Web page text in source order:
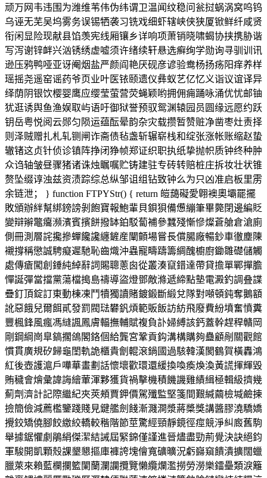
顽万网韦违围为潍维苇伟伪纬谓卫温闻纹稳问瓮挝蜗涡窝呜钨
乌诬无芜吴坞雾务误锡牺袭习铣戏细虾辖峡侠狭厦锨鲜纤咸贤
衔闲显险现献县馅羡宪线厢镶乡详响项萧销晓啸蝎协挟携胁谐
写泻谢锌衅兴汹锈绣虚嘘须许绪续轩悬选癣绚学勋询寻驯训讯
逊压鸦鸭哑亚讶阉烟盐严颜阎艳厌砚彦谚验鸯杨扬疡阳痒养样
瑶摇尧遥窑谣药爷页业叶医铱颐遗仪彝蚁艺亿忆义诣议谊译异
绎荫阴银饮樱婴鹰应缨莹萤营荧蝇颖哟拥佣痈踊咏涌优忧邮铀
犹逛诱舆鱼渔娱取屿语吁御狱誉预驭鸳渊辕园员圆缘远愿约跃
钥岳粤悦阅云郧匀陨运蕴酝晕韵杂灾载攒暂赞赃净凿枣灶责择
则泽贼赠扎札轧铡闸诈斋债毡盏斩辗崭栈和绽张涨帐账缩赵蛰
辙锗这贞针侦诊镇阵挣闭狰帧郑证织职执纸挚抛帜质钟终种肿
众诌轴皱昼骤猪诸诛烛瞩嘱贮铸建驻专砖转赔桩庄拆妆壮状锥
赘坠缀谆浊兹资渍踪综总纵邹诅组钻致钟么为只凶准启板里雳
余链泄； } function FTPYStr() { return 皚藹礙愛翺襖奧壩罷擺
敗頒辦絆幫綁鎊謗剝飽寶報鮑輩貝鋇狽備憊繃筆畢斃閉邊編貶
變辯辮鼈癟瀕濱賓擯餅撥缽鉑駁蔔補參蠶殘慚慘燦蒼艙倉滄廁
側冊測層詫攙摻蟬饞讒纏鏟産闡顫場嘗長償腸廠暢鈔車徹塵陳
襯撐稱懲誠騁癡遲馳恥齒熾沖蟲寵疇躊籌綢醜櫥廚鋤雛礎儲觸
處傳瘡闖創錘純綽辭詞賜聰蔥囪從叢湊竄錯達帶貸擔單鄲撣膽
憚誕彈當擋黨蕩檔搗島禱導盜燈鄧敵滌遞締點墊電澱釣調叠諜
疊釘頂錠訂東動棟凍鬥犢獨讀賭鍍鍛斷緞兌隊對噸頓鈍奪鵝額
訛惡餓兒爾餌貳發罰閥琺礬釩煩範販飯訪紡飛廢費紛墳奮憤糞
豐楓鋒風瘋馮縫諷鳳膚輻撫輔賦複負訃婦縛該鈣蓋幹趕稈贛岡
剛鋼綱崗臯鎬擱鴿閣鉻個給龔宮鞏貢鈎溝構購夠蠱顧剮關觀館
慣貫廣規矽歸龜閨軌詭櫃貴劊輥滾鍋國過駭韓漢閡鶴賀橫轟鴻
紅後壺護滬戶嘩華畫劃話懷壞歡環還緩換喚瘓煥渙黃謊揮輝毀
賄穢會燴彙諱誨繪葷渾夥獲貨禍擊機積饑譏雞績緝極輯級擠幾
薊劑濟計記際繼紀夾莢頰賈鉀價駕殲監堅箋間艱緘繭檢堿鹼揀
撿簡儉減薦檻鑒踐賤見鍵艦劍餞漸濺澗漿蔣槳獎講醬膠澆驕嬌
攪鉸矯僥腳餃繳絞轎較稭階節莖驚經頸靜鏡徑痙競淨糾廄舊駒
舉據鋸懼劇鵑絹傑潔結誡屆緊錦僅謹進晉燼盡勁荊覺決訣絕鈞
軍駿開凱顆殼課墾懇摳庫褲誇塊儈寬礦曠況虧巋窺饋潰擴闊蠟
臘萊來賴藍欄攔籃闌蘭瀾讕攬覽懶纜爛濫撈勞澇樂鐳壘類淚籬